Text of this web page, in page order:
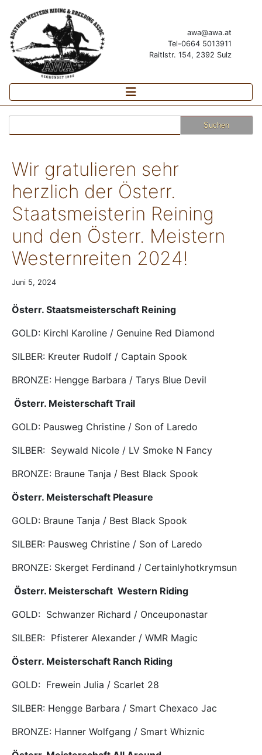
awa@awa.at
Tel-0664 5013911
Raitlstr. 154, 2392 Sulz
nach:
Wir gratulieren sehr
herzlich der Österr.
Staatsmeisterin Reining
und den Österr. Meistern
Westernreiten 2024!
Juni 5, 2024
Österr. Staatsmeisterschaft Reining
GOLD: Kirchl Karoline / Genuine Red Diamond
SILBER: Kreuter Rudolf / Captain Spook
BRONZE: Hengge Barbara / Tarys Blue Devil
Österr. Meisterschaft Trail
GOLD: Pausweg Christine / Son of Laredo
SILBER: Seywald Nicole / LV Smoke N Fancy
BRONZE: Braune Tanja / Best Black Spook
Österr. Meisterschaft Pleasure
GOLD: Braune Tanja / Best Black Spook
SILBER: Pausweg Christine / Son of Laredo
BRONZE: Skerget Ferdinand / Certainlyhotkrymsun
Österr. Meisterschaft Western Riding
GOLD: Schwanzer Richard / Onceuponastar
SILBER: Pfisterer Alexander / WMR Magic
Österr. Meisterschaft Ranch Riding
GOLD: Frewein Julia / Scarlet 28
SILBER: Hengge Barbara / Smart Chexaco Jac
BRONZE: Hanner Wolfgang / Smart Whiznic